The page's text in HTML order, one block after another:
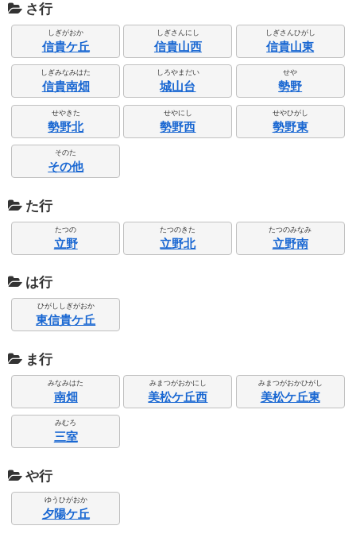
さ行
しぎがおか
信貴ケ丘
しぎさんにし
信貴山西
しぎさんひがし
信貴山東
しぎみなみはた
信貴南畑
しろやまだい
城山台
せや
勢野
せやきた
勢野北
せやにし
勢野西
せやひがし
勢野東
そのた
その他
た行
たつの
立野
たつのきた
立野北
たつのみなみ
立野南
は行
ひがししぎがおか
東信貴ケ丘
ま行
みなみはた
南畑
みまつがおかにし
美松ケ丘西
みまつがおかひがし
美松ケ丘東
みむろ
三室
や行
ゆうひがおか
夕陽ケ丘